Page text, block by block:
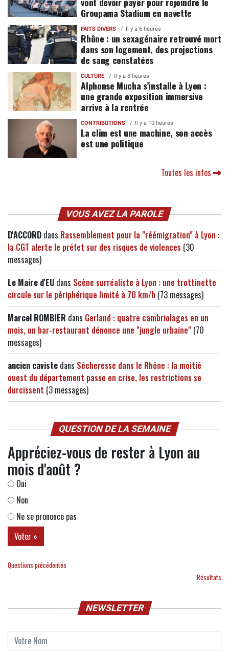
Groupama Stadium en navette
FAITS DIVERS Il y a 6 heures
Rhône : un sexagénaire retrouvé mort
dans son logement, des projections
de sang constatées
CULTURE Il y a 8 heures
Alphonse Mucha s’installe à Lyon :
une grande exposition immersive
arrive à la rentrée
CONTRIBUTIONS Il y a 10 heures
La clim est une machine, son accès
est une politique
Toutes les infos
VOUS AVEZ LA PAROLE
D'ACCORD dans Rassemblement pour la "réémigration" à Lyon :
la CGT alerte le préfet sur des risques de violences (30
messages)
Le Maire d'EU dans Scène surréaliste à Lyon : une trottinette
circule sur le périphérique limité à 70 km/h (73 messages)
Marcel ROMBIER dans Gerland : quatre cambriolages en un
mois, un bar-restaurant dénonce une "jungle urbaine" (70
messages)
ancien caviste dans Sécheresse dans le Rhône : la moitié
ouest du département passe en crise, les restrictions se
durcissent (3 messages)
QUESTION DE LA SEMAINE
Appréciez-vous de rester à Lyon au
mois d'août ?
Oui
Non
Ne se prononce pas
Questions précédentes
Résultats
NEWSLETTER